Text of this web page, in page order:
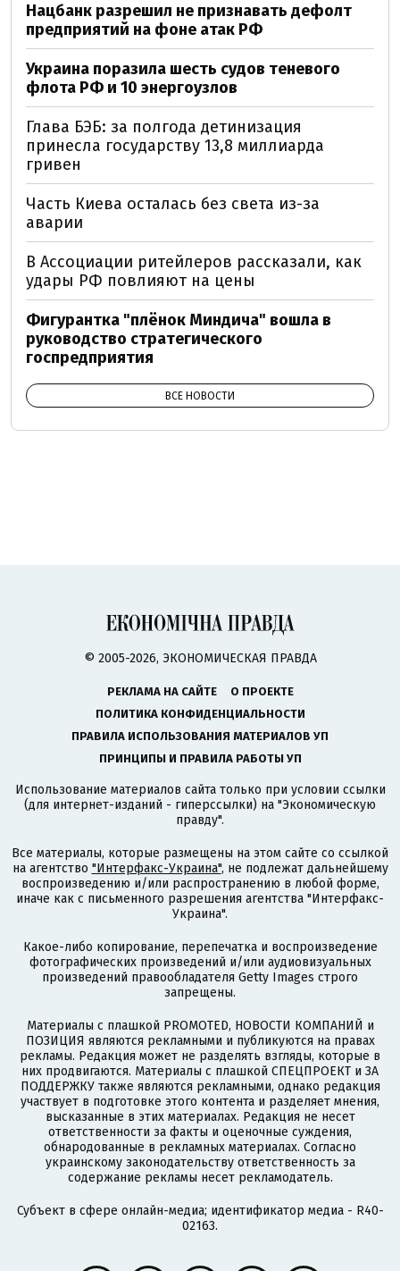
Нацбанк разрешил не признавать дефолт
предприятий на фоне атак РФ
Украина поразила шесть судов теневого
флота РФ и 10 энергоузлов
Глава БЭБ: за полгода детинизация
принесла государству 13,8 миллиарда
гривен
Часть Киева осталась без света из-за
аварии
В Ассоциации ритейлеров рассказали, как
удары РФ повлияют на цены
Фигурантка "плёнок Миндича" вошла в
руководство стратегического
госпредприятия
ВСЕ НОВОСТИ
© 2005-2026, ЭКОНОМИЧЕСКАЯ ПРАВДА
РЕКЛАМА НА САЙТЕ
О ПРОЕКТЕ
ПОЛИТИКА КОНФИДЕНЦИАЛЬНОСТИ
ПРАВИЛА ИСПОЛЬЗОВАНИЯ МАТЕРИАЛОВ УП
ПРИНЦИПЫ И ПРАВИЛА РАБОТЫ УП
Использование материалов сайта только при условии ссылки
(для интернет-изданий - гиперссылки) на "Экономическую
правду".
Все материалы, которые размещены на этом сайте со ссылкой
на агентство "Интерфакс-Украина", не подлежат дальнейшему
воспроизведению и/или распространению в любой форме,
иначе как с письменного разрешения агентства "Интерфакс-
Украина".
Какое-либо копирование, перепечатка и воспроизведение
фотографических произведений и/или аудиовизуальных
произведений правообладателя Getty Images строго
запрещены.
Материалы с плашкой PROMOTED, НОВОСТИ КОМПАНИЙ и
ПОЗИЦИЯ являются рекламными и публикуются на правах
рекламы. Редакция может не разделять взгляды, которые в
них продвигаются. Материалы с плашкой СПЕЦПРОЕКТ и ЗА
ПОДДЕРЖКУ также являются рекламными, однако редакция
участвует в подготовке этого контента и разделяет мнения,
высказанные в этих материалах. Редакция не несет
ответственности за факты и оценочные суждения,
обнародованные в рекламных материалах. Согласно
украинскому законодательству ответственность за
содержание рекламы несет рекламодатель.
Субъект в сфере онлайн-медиа; идентификатор медиа - R40-
02163.